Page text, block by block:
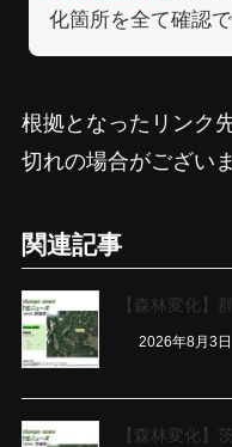
化箇所を全て確認で
根拠となったリンク
切れの場合がござい
関連記事
【森林変化】
2026年8月3日
【森林変化】